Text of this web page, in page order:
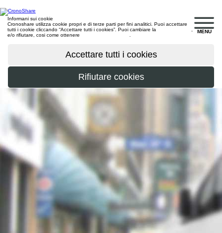
MENU
Informani sui cookie
Cronoshare utilizza cookie propri e di terze parti per fini analitici. Puoi accettare
tutti i cookie cliccando “Accettare tutti i cookies”. Puoi cambiare la
e/o rifiutare, cosi come ottenere